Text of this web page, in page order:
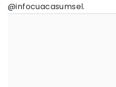
@infocuacasumsel.